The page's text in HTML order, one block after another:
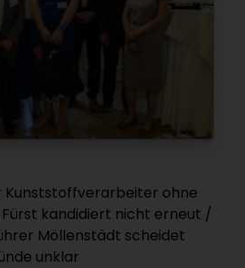
Kunststoffverarbeiter ohne
kandidiert nicht erneut /
Möllenstädt scheidet
unklar